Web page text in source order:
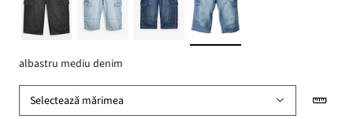
albastru mediu denim
Selectează mărimea